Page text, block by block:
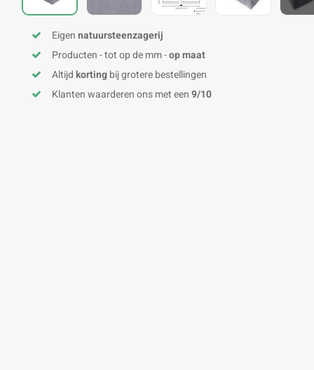
Eigennatuursteenzagerij
Producten - tot op de mm -op maat
Altijdkortingbij grotere bestellingen
Klanten waarderen ons met een9/10